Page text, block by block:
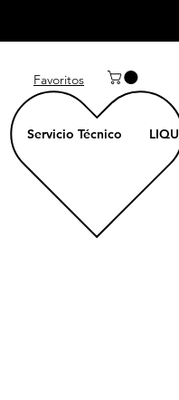
Favoritos
Servicio Técnico